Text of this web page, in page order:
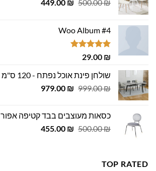
500.00₪
500.00 ₪.
449.00 ₪
Woo Album #4
דורג5.00
29.00 ₪
שולחן פינת אוכל נפתח - 120 ס"מ נפתח ל-160 ס"מ
999.00₪
המחיר
999.00 ₪.
979.00 ₪
המחיר
979.00 ₪.
כסאות מעוצבים בבד קטיפה אפור
500.00₪
המחיר
455.00 ₪
המחיר
TOP RATED